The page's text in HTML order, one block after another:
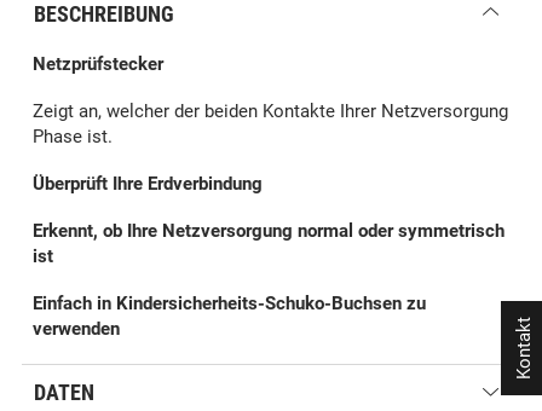
BESCHREIBUNG
Netzprüfstecker
Zeigt an, welcher der beiden Kontakte Ihrer Netzversorgung
Phase ist.
Überprüft Ihre Erdverbindung
Erkennt, ob Ihre Netzversorgung normal oder symmetrisch
ist
Einfach in Kindersicherheits-Schuko-Buchsen zu
verwenden
DATEN
Kontakt